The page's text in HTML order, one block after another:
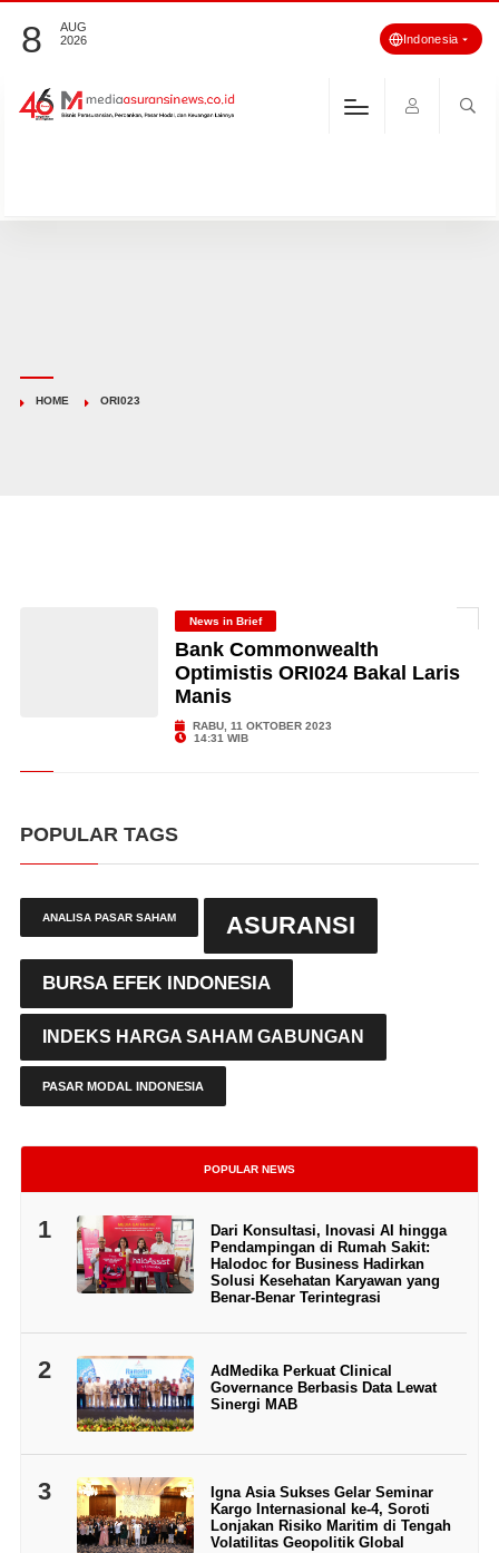
8
AUG
2026
Indonesia
HOME ORI023
News in Brief
Bank Commonwealth
Optimistis ORI024 Bakal Laris
Manis
RABU, 11 OKTOBER 2023
14:31 WIB
POPULAR TAGS
ANALISA PASAR SAHAM ASURANSI
BURSA EFEK INDONESIA
INDEKS HARGA SAHAM GABUNGAN
PASAR MODAL INDONESIA
POPULAR NEWS
1
Dari Konsultasi, Inovasi AI hingga
Pendampingan di Rumah Sakit:
Halodoc for Business Hadirkan
Solusi Kesehatan Karyawan yang
Benar-Benar Terintegrasi
2
AdMedika Perkuat Clinical
Governance Berbasis Data Lewat
Sinergi MAB
3
Igna Asia Sukses Gelar Seminar
Kargo Internasional ke-4, Soroti
Lonjakan Risiko Maritim di Tengah
Volatilitas Geopolitik Global